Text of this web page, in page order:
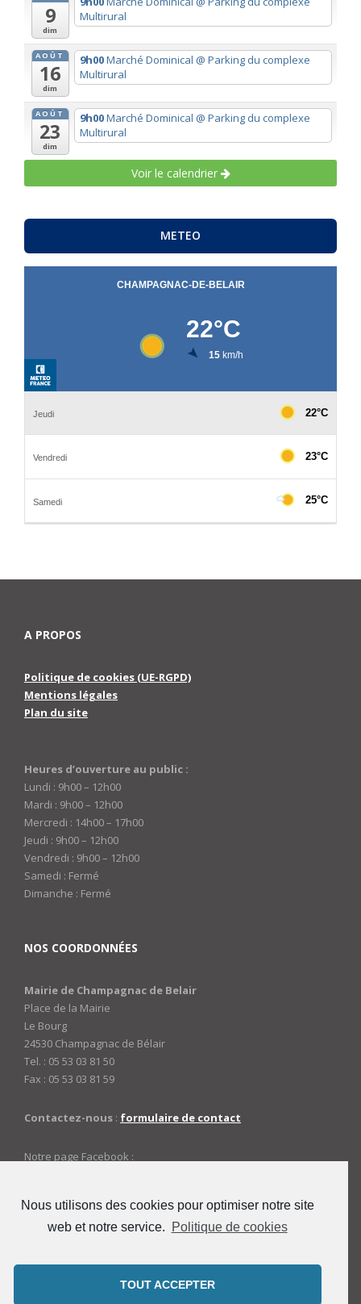
Nous utilisons des cookies pour optimiser notre site
web et notre service.
Politique de cookies
TOUT ACCEPTER
9
dim
Multirural
AOÛT
16
dim
9h00Marché Dominical @ Parking du complexe
Multirural
AOÛT
23
dim
9h00Marché Dominical @ Parking du complexe
Multirural
Voir le calendrier
METEO
A PROPOS
Politique de cookies (UE-RGPD)
Mentions légales
Plan du site
Heures d’ouverture au public :
Lundi : 9h00 – 12h00
Mardi : 9h00 – 12h00
Mercredi : 14h00 – 17h00
Jeudi : 9h00 – 12h00
Vendredi : 9h00 – 12h00
Samedi : Fermé
Dimanche : Fermé
NOS COORDONNÉES
Mairie de Champagnac de Belair
Place de la Mairie
Le Bourg
24530 Champagnac de Bélair
Tel. : 05 53 03 81 50
Fax : 05 53 03 81 59
Contactez-nous : formulaire de contact
Notre page Facebook :
ACCES ADMINISTRATEURS